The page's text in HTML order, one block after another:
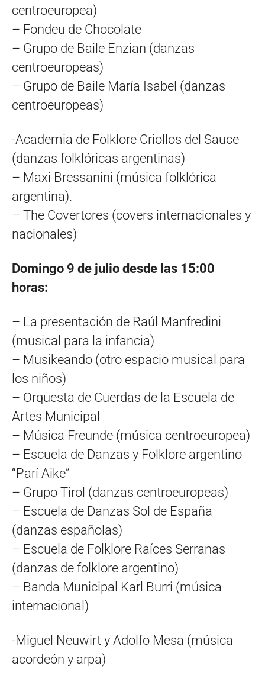
centroeuropea)
– Fondeu de Chocolate
– Grupo de Baile Enzian (danzas
centroeuropeas)
– Grupo de Baile María Isabel (danzas
centroeuropeas)
-Academia de Folklore Criollos del Sauce
(danzas folklóricas argentinas)
– Maxi Bressanini (música folklórica
argentina).
– The Covertores (covers internacionales y
nacionales)
Domingo 9 de julio desde las 15:00
horas:
– La presentación de Raúl Manfredini
(musical para la infancia)
– Musikeando (otro espacio musical para
los niños)
– Orquesta de Cuerdas de la Escuela de
Artes Municipal
– Música Freunde (música centroeuropea)
– Escuela de Danzas y Folklore argentino
“Parí Aike”
– Grupo Tirol (danzas centroeuropeas)
– Escuela de Danzas Sol de España
(danzas españolas)
– Escuela de Folklore Raíces Serranas
(danzas de folklore argentino)
– Banda Municipal Karl Burri (música
internacional)
-Miguel Neuwirt y Adolfo Mesa (música
acordeón y arpa)